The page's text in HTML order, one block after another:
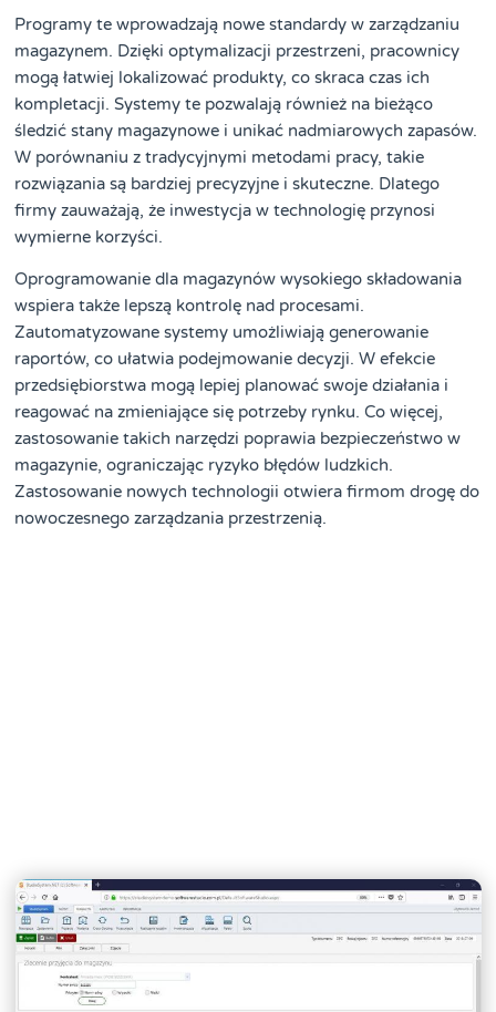
Programy te wprowadzają nowe standardy w zarządzaniu
magazynem. Dzięki optymalizacji przestrzeni, pracownicy
mogą łatwiej lokalizować produkty, co skraca czas ich
kompletacji. Systemy te pozwalają również na bieżąco
śledzić stany magazynowe i unikać nadmiarowych zapasów.
W porównaniu z tradycyjnymi metodami pracy, takie
rozwiązania są bardziej precyzyjne i skuteczne. Dlatego
firmy zauważają, że inwestycja w technologię przynosi
wymierne korzyści.
Oprogramowanie dla magazynów wysokiego składowania
wspiera także lepszą kontrolę nad procesami.
Zautomatyzowane systemy umożliwiają generowanie
raportów, co ułatwia podejmowanie decyzji. W efekcie
przedsiębiorstwa mogą lepiej planować swoje działania i
reagować na zmieniające się potrzeby rynku. Co więcej,
zastosowanie takich narzędzi poprawia bezpieczeństwo w
magazynie, ograniczając ryzyko błędów ludzkich.
Zastosowanie nowych technologii otwiera firmom drogę do
nowoczesnego zarządzania przestrzenią.